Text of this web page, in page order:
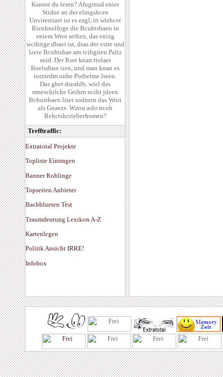
Kannst du lesen? Afugrnud enier
Stidue an der elingshcen
Unvirestiaet ist es eagl, in wlehcer
Rienhnelfoge die Bcuhtsbaen in
eniem Wrot sethen, das enizg
wcihitge dbaei ist, dsas der estre und
lzete Bcuhtsbae am rcihgiten Paltz
snid. Der Rset knan ttolaer
Boelsdinn sien, und man knan es
torztedm onhe Porbelme lseen.
Das ghet dseahlb, wiel das
mneschilche Geihrn nciht jdeen
Bchustbaen liset sodnern das Wrot
als Gnaezs. Wzou aslo ncoh
Rehctshcrieberfromen?
Trefftraffic:
Extratotal Projekte
Topliste Eintragen
Banner Rohlinge
Topseiten Anbieter
Bachblueten Test
Traumdeutung Lexikon A-Z
Kartenlegen
Politik Ansicht IRRE!
Infobox